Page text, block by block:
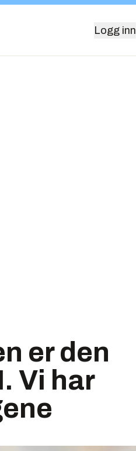
Logg inn
er den
Vi har